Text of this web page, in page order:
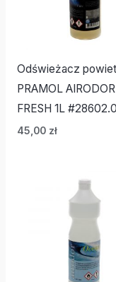
Odświeżacz
PRAMOL AIRODOR
FRESH 1L
45,00 zł